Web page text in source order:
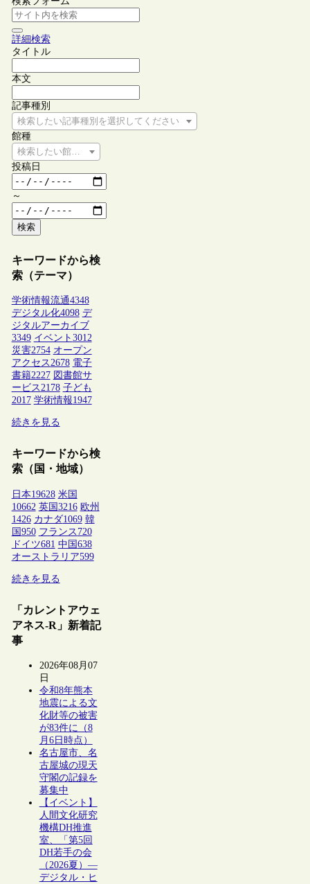
詳細検索
タイトル
本文
記事種別
検索したい記事種別を選択してください
館種
検索したい館種を選択してください
投稿日
～
検索
キーワードから検
索（テーマ）
学術情報流通4348
デジタル化4098 デ
ジタルアーカイブ
3349 イベント 3012
災害2754 オープン
アクセス2678 電子
書籍2227 図書館サ
ービス2178 子ども
2017 学術情報1947
続きを見る
キーワードから検
索（国・地域）
日本19628 米国
10662 英国 3216 欧州
1426 カナダ1069 韓
国 950 フランス 720
ドイツ681 中国 638
オーストラリア599
続きを見る
「カレントアウェ
アネス-R」新着記
事
2026年08月07
日
令和8年熊本
地震による文
化財等の被害
が83件に（8
月6日時点）
名古屋市、名
古屋城の現天
守閣の記録を
募集中
【イベント】
人間文化研究
機構DH推進
室、「第5回
DH若手の会
（2026夏）―
デジタル・ヒ